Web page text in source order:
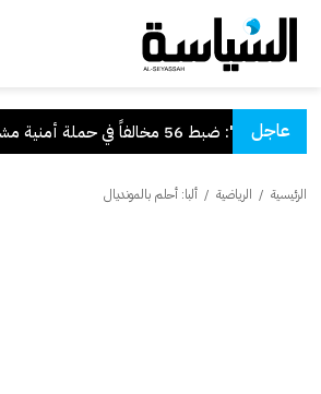
عاجل
"الداخلية": ضبط 56 مخالفاً في حملة أمنية مشتركة بالتعاون مع "القوى العاملة"
الرئيسية / الرياضية / ألبا: أحلم بالمونديال